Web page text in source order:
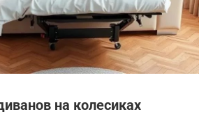
на колесиках